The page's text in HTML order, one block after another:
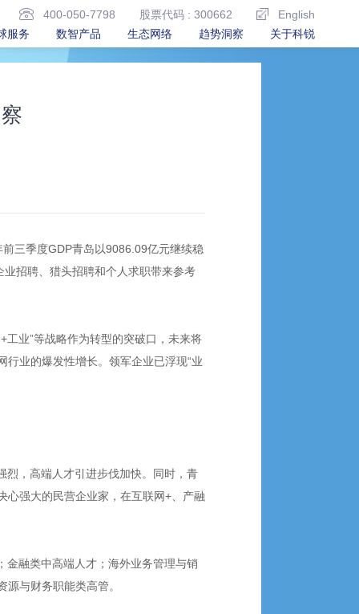
400-050-7798 股票代码 : 300662
English
服务
数智产品 生态网络 趋势洞察 关于科锐
三季度GDP青岛以9086.09亿元继续稳
招聘、猎头招聘和个人求职带来参考
工业”等战略作为转型的突破口，未来将
业的爆发性增长。领军企业已浮现“业
烈，高端人才引进步伐加快。同时，青
心强大的民营企业家，在互联网+、产融
融类中高端人才；海外业务管理与销
与财务职能类高管。